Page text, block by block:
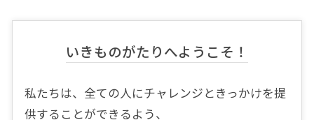
いきものがたりへようこそ！
私たちは、全ての人にチャレンジときっかけを提
供することができるよう、